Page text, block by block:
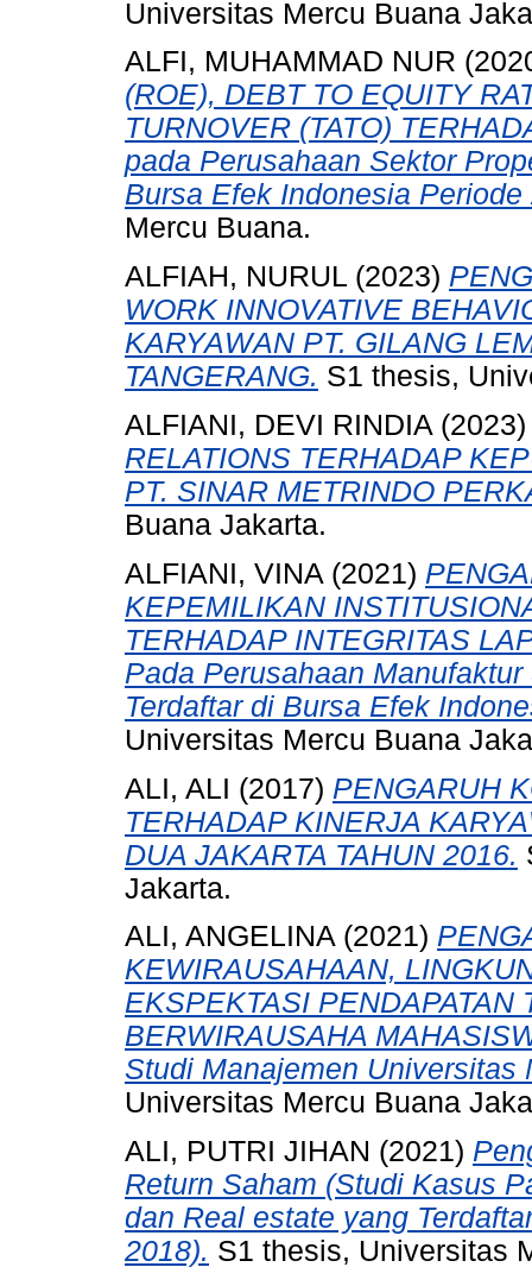
Universitas Mercu Buana
ALFI, MUHAMMAD NUR
(ROE), DEBT TO EQUITY
TURNOVER (TATO)
pada Perusahaan Sektor
Bursa Efek Indonesia Periode
Mercu Buana.
ALFIAH, NURUL (2023)
WORK INNOVATIVE
KARYAWAN PT. GILANG
TANGERANG. S1 thesis,
ALFIANI, DEVI RINDIA
RELATIONS TERHADAP
PT. SINAR METRINDO
Buana Jakarta.
ALFIANI, VINA (2021)
KEPEMILIKAN
TERHADAP INTEGRITAS
Pada Perusahaan
Terdaftar di Bursa Efek
Universitas Mercu Buana
ALI, ALI (2017) PENGARUH
TERHADAP KINERJA
DUA JAKARTA TAHUN 2016.
Jakarta.
ALI, ANGELINA (2021)
KEWIRAUSAHAAN,
EKSPEKTASI PENDAPATAN
BERWIRAUSAHA
Studi Manajemen Universitas
Universitas Mercu Buana
ALI, PUTRI JIHAN (2021)
Return Saham (Studi Kasus
dan Real estate yang
2018). S1 thesis, Universitas